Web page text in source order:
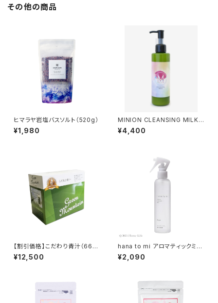
その他の商品
ヒマラヤ岩塩バスソルト（520g）
¥1,980
MINION CLEANSING MILK
ミニオンクレンジングミルク（18
0ml）
¥4,400
【割引価格】こだわり青汁（66
包）×2箱セット ≪大麦若葉・カ
テキン・ミネラル≫
¥12,500
hana to mi アロマティックミス
ト kayo(REFRESH)
¥2,090